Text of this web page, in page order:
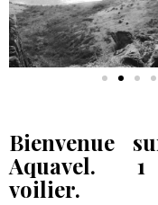
Bienvenue
Aquavel. 1
voilier.